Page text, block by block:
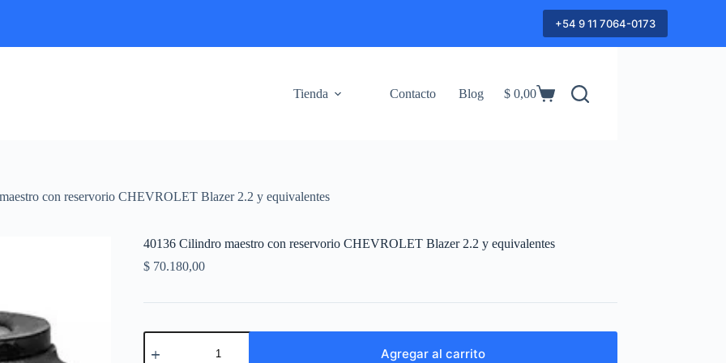
+54 9 11 7064-0173
Tienda Contacto Blog
Shopping
$0,00
con reservorio CHEVROLET Blazer 2.2 y equivalentes
40136 Cilindro maestro con reservorio CHEVROLET Blazer 2.2 y equivalentes
$70.180,00
40136
Cilindro
Agregar al carrito